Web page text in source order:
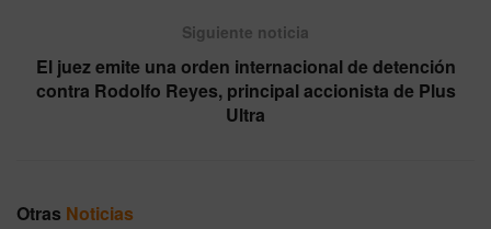
Siguiente noticia
El juez emite una orden internacional de detención
contra Rodolfo Reyes, principal accionista de Plus
Ultra
Otras Noticias